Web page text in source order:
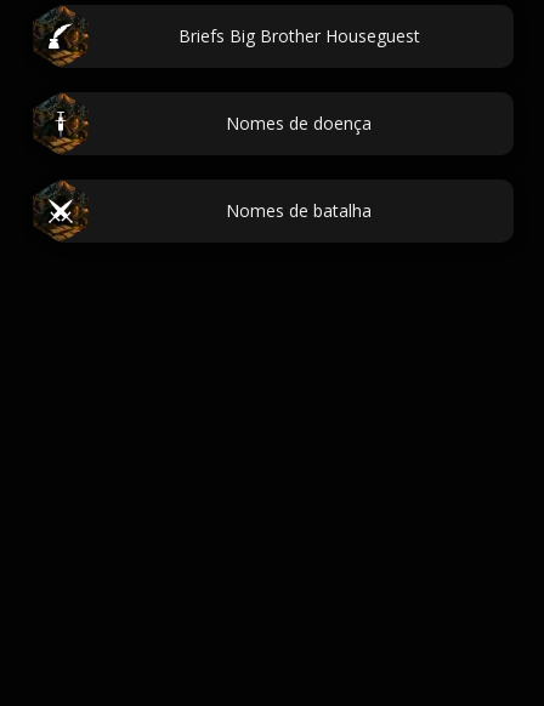
Briefs Big Brother Houseguest
Nomes de doença
Nomes de batalha